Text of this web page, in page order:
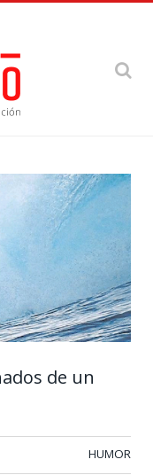
de un
HUMOR